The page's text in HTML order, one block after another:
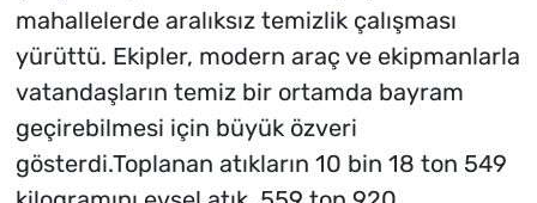
mahallelerde aralıksız temizlik çalışması
yürüttü. Ekipler, modern araç ve ekipmanlarla
vatandaşların temiz bir ortamda bayram
geçirebilmesi için büyük özveri
gösterdi.Toplanan atıkların 10 bin 18 ton 549